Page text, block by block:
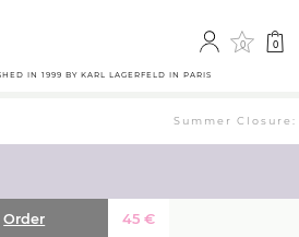
0 0
IN 1999 BY KARL LAGERFELD IN PARIS
Summer
45 €
Order